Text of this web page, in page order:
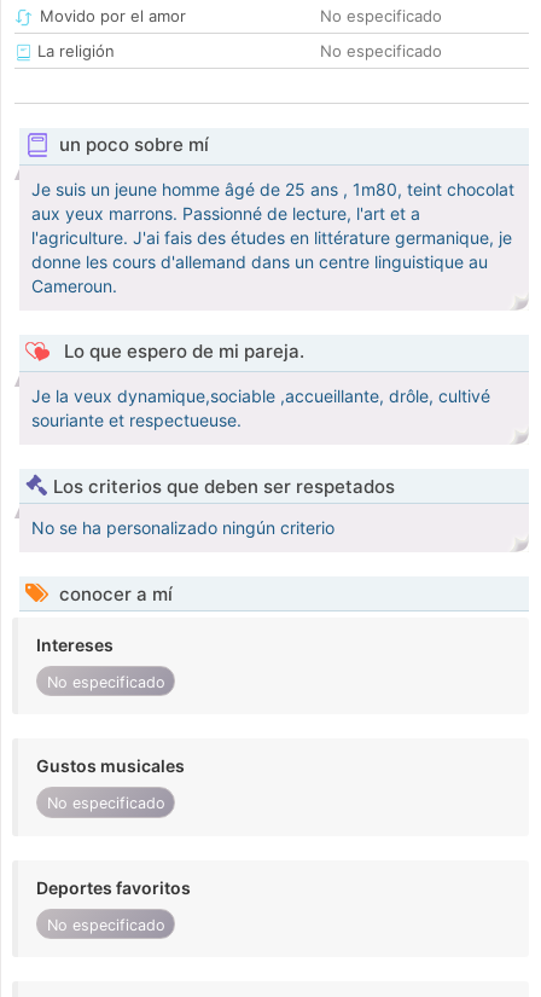
Movido por el amor
No especificado
La religión
No especificado
un poco sobre mí
Je suis un jeune homme âgé de 25 ans , 1m80, teint chocolat
aux yeux marrons. Passionné de lecture, l'art et a
l'agriculture. J'ai fais des études en littérature germanique, je
donne les cours d'allemand dans un centre linguistique au
Cameroun.
Lo que espero de mi pareja.
Je la veux dynamique,sociable ,accueillante, drôle, cultivé
souriante et respectueuse.
Los criterios que deben ser respetados
No se ha personalizado ningún criterio
conocer a mí
Intereses
No especificado
Gustos musicales
No especificado
Deportes favoritos
No especificado